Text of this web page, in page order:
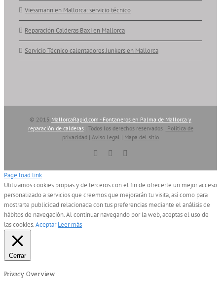
Viessmann en Mallorca: servicio técnico
Reparación Calderas Baxi en Mallorca
Servicio Técnico calentadores Junkers en Mallorca
© 2015 MallorcaRapid.com - Fontaneros en Palma de Mallorca y
reparación de calderas| Todos los derechos reservados | Política de
privacidad | Aviso Legal | Mapa del sitio
Vimeo YouTube
Page load link
Utilizamos cookies propias y de terceros con el fin de ofrecerte un mejor acceso
personalizado a servicios que creemos que mejorarán tu visita, así como para
mostrarte publicidad relacionada con tus preferencias mediante el análisis de
hábitos de navegación. Al continuar navegando por la web, aceptas el uso de
las cookies.Aceptar Leer más
Cerrar
Privacy Overview